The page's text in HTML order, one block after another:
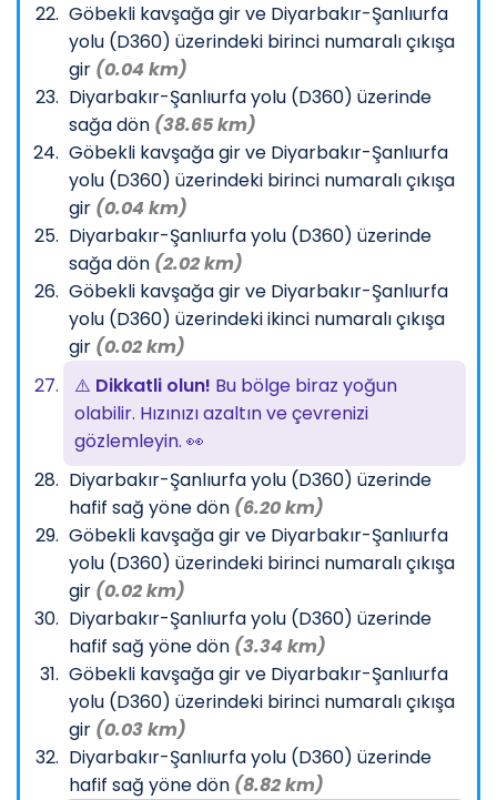
Göbekli kavşağa gir ve Diyarbakır-Şanlıurfa
yolu (D360) üzerindeki birinci numaralı çıkışa
gir (0.04 km)
Diyarbakır-Şanlıurfa yolu (D360) üzerinde
sağa dön (38.65 km)
Göbekli kavşağa gir ve Diyarbakır-Şanlıurfa
yolu (D360) üzerindeki birinci numaralı çıkışa
gir (0.04 km)
Diyarbakır-Şanlıurfa yolu (D360) üzerinde
sağa dön (2.02 km)
Göbekli kavşağa gir ve Diyarbakır-Şanlıurfa
yolu (D360) üzerindeki ikinci numaralı çıkışa
gir (0.02 km)
⚠️ Dikkatli olun! Bu bölge biraz yoğun
olabilir. Hızınızı azaltın ve çevrenizi
gözlemleyin. 👀
Diyarbakır-Şanlıurfa yolu (D360) üzerinde
hafif sağ yöne dön (6.20 km)
Göbekli kavşağa gir ve Diyarbakır-Şanlıurfa
yolu (D360) üzerindeki birinci numaralı çıkışa
gir (0.02 km)
Diyarbakır-Şanlıurfa yolu (D360) üzerinde
hafif sağ yöne dön (3.34 km)
Göbekli kavşağa gir ve Diyarbakır-Şanlıurfa
yolu (D360) üzerindeki birinci numaralı çıkışa
gir (0.03 km)
Diyarbakır-Şanlıurfa yolu (D360) üzerinde
hafif sağ yöne dön (8.82 km)